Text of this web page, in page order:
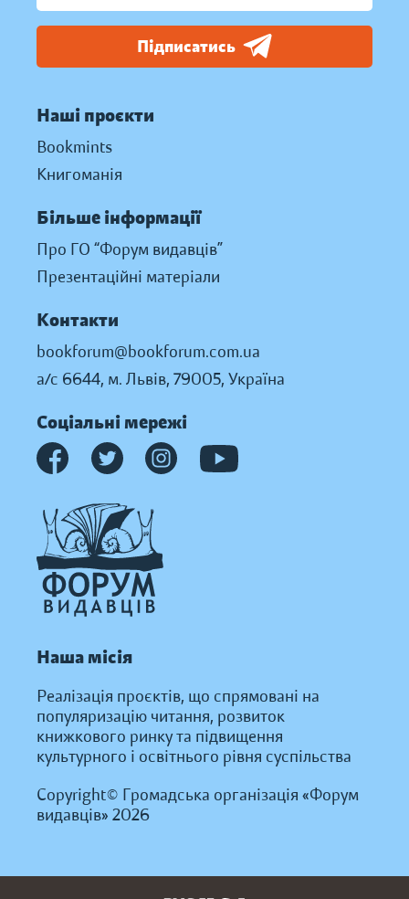
Підписатись
Наші проєкти
Bookmints
Книгоманія
Більше інформації
Про ГО “Форум видавців”
Презентаційні матеріали
Контакти
bookforum@bookforum.com.ua
а/с 6644, м. Львів, 79005, Україна
Соціальні мережі
Наша місія
Реалізація проєктів, що спрямовані на
популяризацію читання, розвиток
книжкового ринку та підвищення
культурного і освітнього рівня суспільства
Copyright© Громадська організація «Форум
видавців» 2026